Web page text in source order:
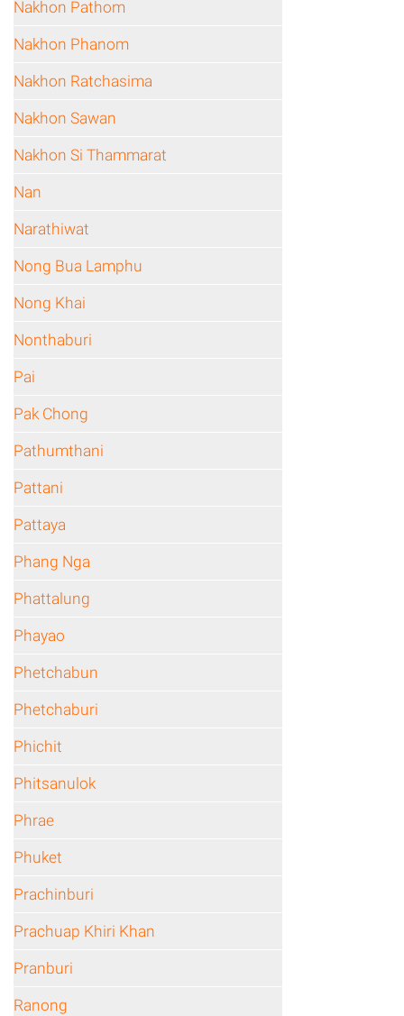
Nakhon Pathom
Nakhon Phanom
Nakhon Ratchasima
Nakhon Sawan
Nakhon Si Thammarat
Nan
Narathiwat
Nong Bua Lamphu
Nong Khai
Nonthaburi
Pai
Pak Chong
Pathumthani
Pattani
Pattaya
Phang Nga
Phattalung
Phayao
Phetchabun
Phetchaburi
Phichit
Phitsanulok
Phrae
Phuket
Prachinburi
Prachuap Khiri Khan
Pranburi
Ranong